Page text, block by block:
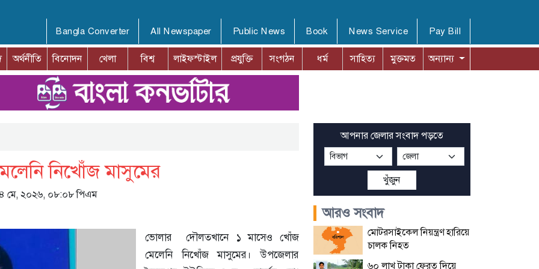
Bangla Converter All Newspaper Public News Book News Service Pay Bill
অর্থনীতি বিনোদন খেলা বিশ্ব লাইফস্টাইল প্রযুক্তি সংগঠন ধর্ম সাহিত্য মুক্তমত অন্যান্য
নিখোঁজ মাসুমের
মে, ২০২৬, ০৮:০৮ পিএম
ভোলার দৌলতখানে ১ মাসেও খোঁজ
মেলেনি নিখোঁজ মাসুমের। উপজেলার
আপনার জেলার সংবাদ পড়তে
খুঁজুন
আরও সংবাদ
মোটরসাইকেল নিয়ন্ত্রণ হারিয়ে
চালক নিহত
৬০ লাখ টাকা ফেরত দিয়ে